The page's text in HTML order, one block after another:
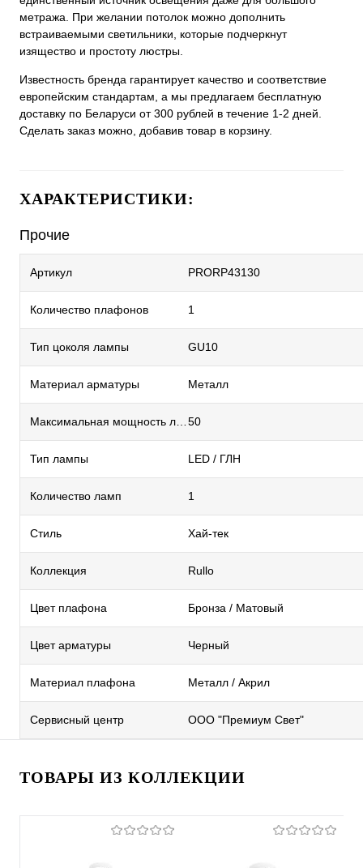
метража. При желании потолок можно дополнить
встраиваемыми светильники, которые подчеркнут
изящество и простоту люстры.
Известность бренда гарантирует качество и соответствие
европейским стандартам, а мы предлагаем бесплатную
доставку по Беларуси от 300 рублей в течение 1-2 дней.
Сделать заказ можно, добавив товар в корзину.
ХАРАКТЕРИСТИКИ:
Прочие
Артикул PRORP43130
Количество плафонов 1
Тип цоколя лампы GU10
Материал арматуры Металл
50
Тип лампы LED / ГЛН
Количество ламп 1
Стиль Хай-тек
Коллекция Rullo
Цвет плафона Бронза / Матовый
Цвет арматуры Черный
Материал плафона Металл / Акрил
Сервисный центр ООО "Премиум Свет"
ТОВАРЫ ИЗ КОЛЛЕКЦИИ